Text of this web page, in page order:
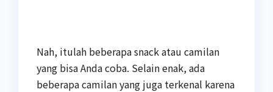
Nah, itulah beberapa snack atau camilan
yang bisa Anda coba. Selain enak, ada
beberapa camilan yang juga terkenal karena